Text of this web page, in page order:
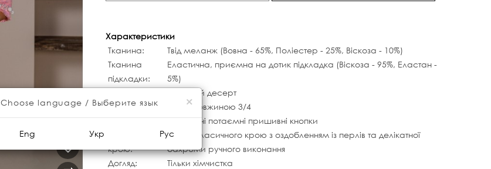
Характеристики
Тканина:
Твід меланж (Вовна - 65%, Поліестер - 25%, Віскоза - 10%)
Тканина
підкладки:
Еластична, приємна на дотик підкладка (Віскоза - 95%, Еластан -
5%)
Квітковий десерт
Рукав:
Рукав довжиною 3/4
Вид застібки: Вишукані потаємні пришивні кнопки
крою:
Жакет класичного крою з оздобленням із перлів та делікатної
бахроми ручного виконання
Догляд:
Тільки хімчистка
×
Choose language / Выберите язык
Eng Укр Рус